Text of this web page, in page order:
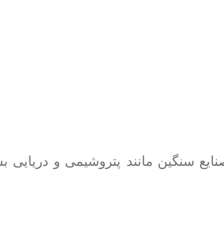
سنگین مانند پتروشیمی و دریایی